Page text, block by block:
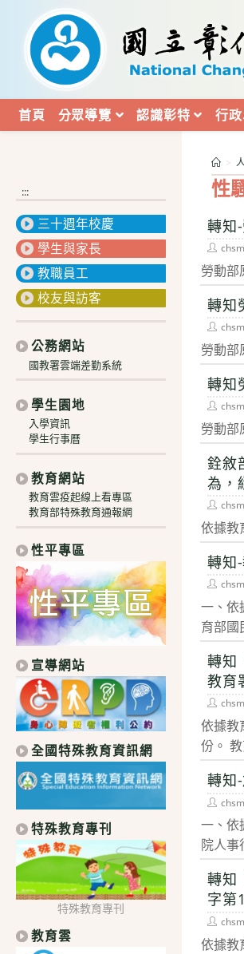
內
首頁 分眾導覽 認識彰特 行
性
>
轉知
Post
勞動部
轉知
Post
勞動部
轉知
Post
勞動部
銓敘
為，
Post
依據教
轉知
Post
一、依
育部國
轉知
教育
Post
依據教
份。
轉知
Post
一、依
院人事
轉知
字第
Post
依據教
:::
三十週年校慶
學生與家長
教職員工
校友與訪客
公務網站
國教署雲端差勤系統
學生園地
入學資訊
學生行事曆
教育網站
教育雲疫起線上看專區
教育部特殊教育通報網
性平專區
宣導網站
全國特殊教育資訊網
特殊教育專刊
特殊教育專刊
教育雲